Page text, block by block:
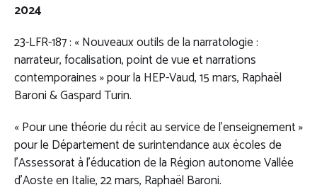
2024
23-LFR-187 : « Nouveaux outils de la narratologie :
narrateur, focalisation, point de vue et narrations
contemporaines » pour la HEP-Vaud, 15 mars, Raphaël
Baroni & Gaspard Turin.
« Pour une théorie du récit au service de l’enseignement »
pour le Département de surintendance aux écoles de
l’Assessorat à l’éducation de la Région autonome Vallée
d’Aoste en Italie, 22 mars, Raphaël Baroni.